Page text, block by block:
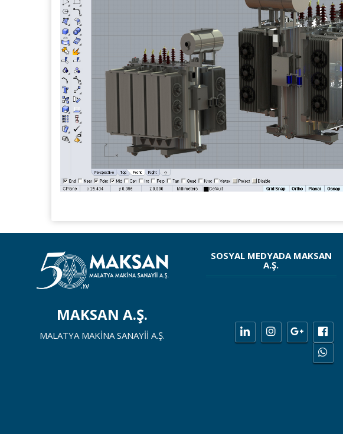
MAKSAN A.Ş.
MALATYA MAKİNA SANAYİİ A.Ş.
SOSYAL MEDYADA MAKSAN
A.Ş.